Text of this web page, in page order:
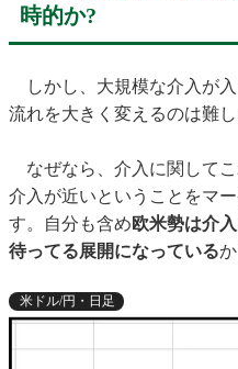
時的か?
しかし、大規模な介入が
流れを大きく変えるのは難し
なぜなら、介入に関してこ
介入が近いということをマ
す。自分も含め欧米勢は介
待ってる展開になっている
米ドル/円・日足